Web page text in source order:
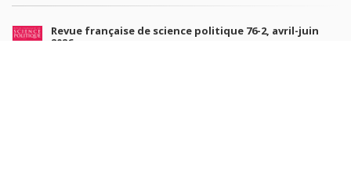
Revue française de science politique 76-2, avril-juin
2026